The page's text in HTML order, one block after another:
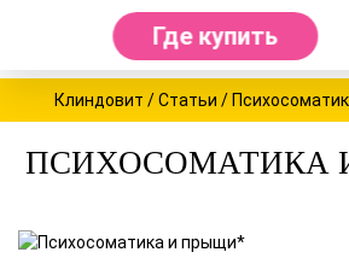
Где купить
Клиндовит /Статьи /
ПСИХОСОМАТИКА